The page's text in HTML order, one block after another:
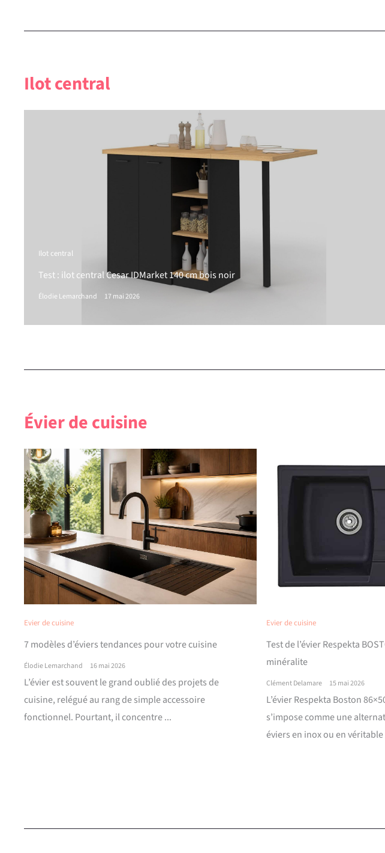
Ilot central
Ilot central
Test : ilot central Cesar IDMarket 140 cm bois noir
Élodie Lemarchand 17 mai 2026
Évier de cuisine
Evier de cuisine
7 modèles d’éviers tendances pour votre cuisine
Élodie Lemarchand 16 mai 2026
L’évier est souvent le grand oublié des projets de
cuisine, relégué au rang de simple accessoire
fonctionnel. Pourtant, il concentre ...
Evier de cuisine
Test de l’évier Respekta
minéralite
Clément Delamare 15 mai 2026
L’évier Respekta Boston
s’impose comme une
éviers en inox ou en